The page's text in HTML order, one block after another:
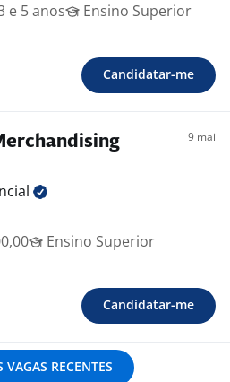
e 5 anos
Ensino Superior
Candidatar-me
9 mai
Ensino Superior
Candidatar-me
VAGAS RECENTES